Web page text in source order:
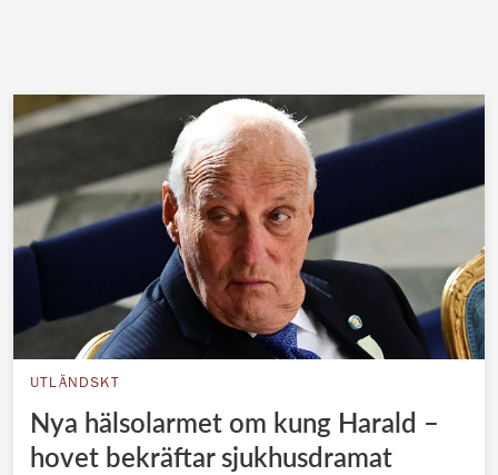
UTLÄNDSKT
Nya hälsolarmet om kung Harald –
hovet bekräftar sjukhusdramat